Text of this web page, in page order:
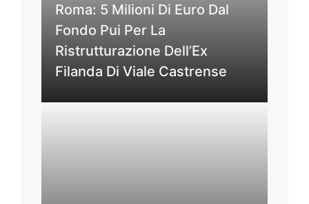
Roma: 5 Milioni Di Euro Dal
Fondo Pui Per La
Ristrutturazione Dell’Ex
Filanda Di Viale Castrense